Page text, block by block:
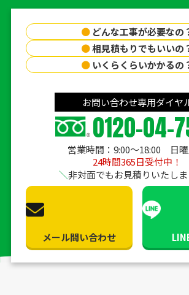
● どんな工事が必要なの
●相見積もりでもいいの
● いくらくらいかかるの
お問い合わせ専用ダイヤ
0120-04-
営業時間：9:00〜18:00 日
24時間365日受付中！
非対面でもお見積りいたしま
メール問い合わせ